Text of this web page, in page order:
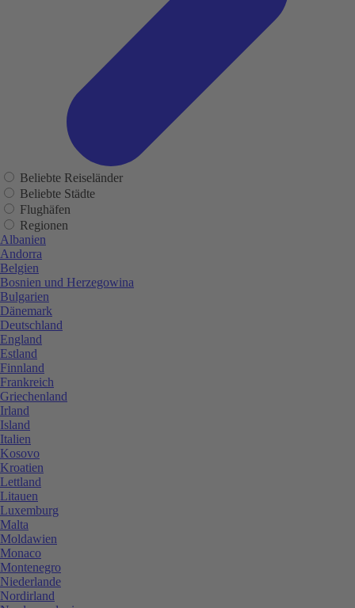
Beliebte Reiseländer
Beliebte Städte
Flughäfen
Regionen
Albanien
Andorra
Belgien
Bosnien und Herzegowina
Bulgarien
Dänemark
Deutschland
England
Estland
Finnland
Frankreich
Griechenland
Irland
Island
Italien
Kosovo
Kroatien
Lettland
Litauen
Luxemburg
Malta
Moldawien
Monaco
Montenegro
Niederlande
Nordirland